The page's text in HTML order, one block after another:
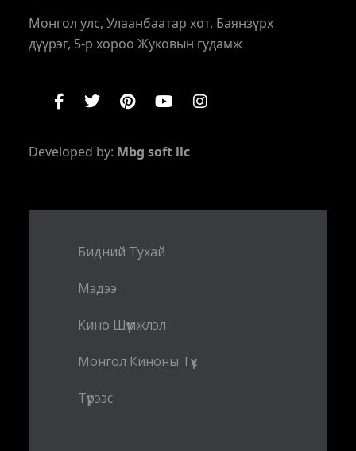
Монгол улс, Улаанбаатар хот, Баянзүрх
дүүрэг, 5-р хороо Жуковын гудамж
Developed by: Mbg soft llc
Бидний Тухай
Мэдээ
Кино Шүүмжлэл
Монгол Киноны Түүх
Түрээс